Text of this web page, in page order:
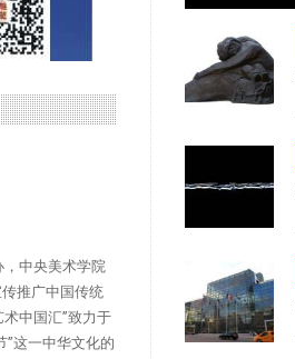
，中央美术学院
推广中国传统
中国汇”致力于
”这一中华文化的